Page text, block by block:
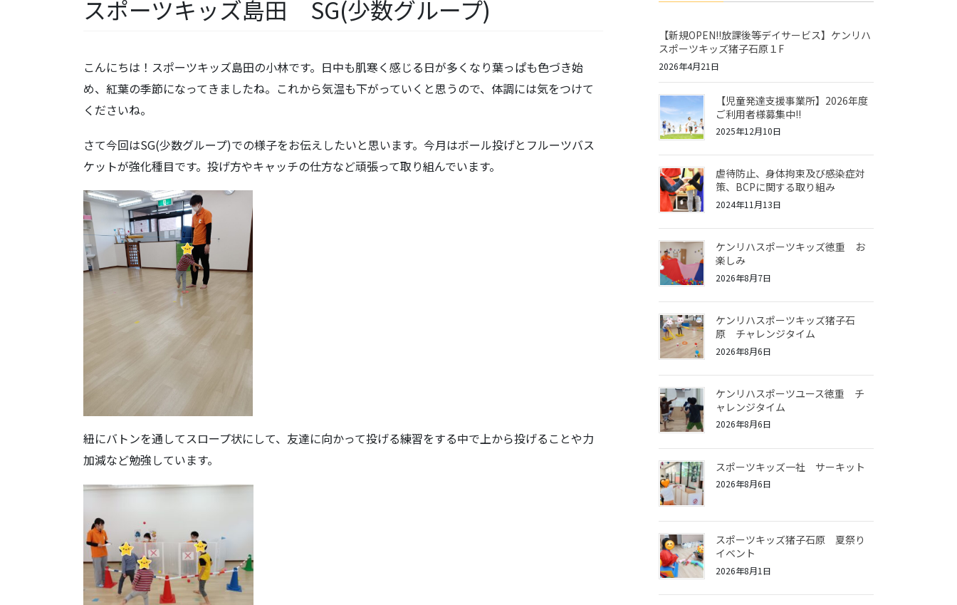
スポーツキッズ島田 SG(少数グループ)
こんにちは！スポーツキッズ島田の小林です。日中も肌寒く感じる日が多くなり葉っぱも色づき始
め、紅葉の季節になってきましたね。これから気温も下がっていくと思うので、体調には気をつけて
くださいね。
さて今回はSG(少数グループ)での様子をお伝えしたいと思います。今月はボール投げとフルーツバス
ケットが強化種目です。投げ方やキャッチの仕方など頑張って取り組んでいます。
紐にバトンを通してスロープ状にして、友達に向かって投げる練習をする中で上から投げることや力
加減など勉強しています。
【新規OPEN!!放課後等デイサービス】ケンリハ
スポーツキッズ猪子石原１F
2026年4月21日
【児童発達支援事業所】2026年度
ご利用者様募集中!!
2025年12月10日
虐待防止、身体拘束及び感染症対
策、BCPに関する取り組み
2024年11月13日
ケンリハスポーツキッズ徳重 お
楽しみ
2026年8月7日
ケンリハスポーツキッズ猪子石
原 チャレンジタイム
2026年8月6日
ケンリハスポーツユース徳重 チ
ャレンジタイム
2026年8月6日
スポーツキッズ一社 サーキット
2026年8月6日
スポーツキッズ猪子石原 夏祭り
イベント
2026年8月1日